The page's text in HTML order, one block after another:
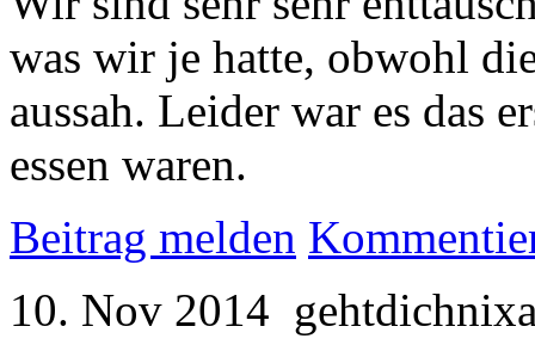
was wir je hatte, obwohl
aussah. Leider war es das
essen waren.
Beitrag melden
10. Nov 2014